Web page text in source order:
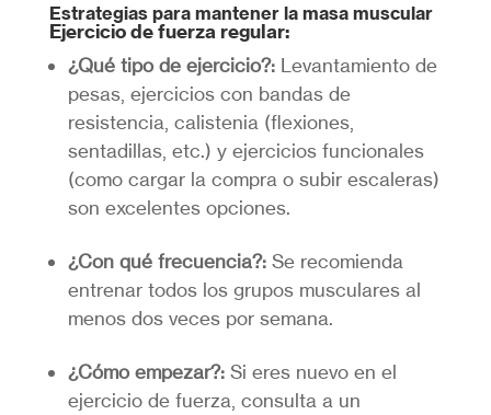
Estrategias para mantener la masa muscular
Ejercicio de fuerza regular:
¿Qué tipo de ejercicio?:Levantamiento de
pesas, ejercicios con bandas de
resistencia, calistenia (flexiones,
sentadillas, etc.) y ejercicios funcionales
(como cargar la compra o subir escaleras)
son excelentes opciones.
¿Con qué frecuencia?:Se recomienda
entrenar todos los grupos musculares al
menos dos veces por semana.
¿Cómo empezar?:Si eres nuevo en el
ejercicio de fuerza, consulta a un